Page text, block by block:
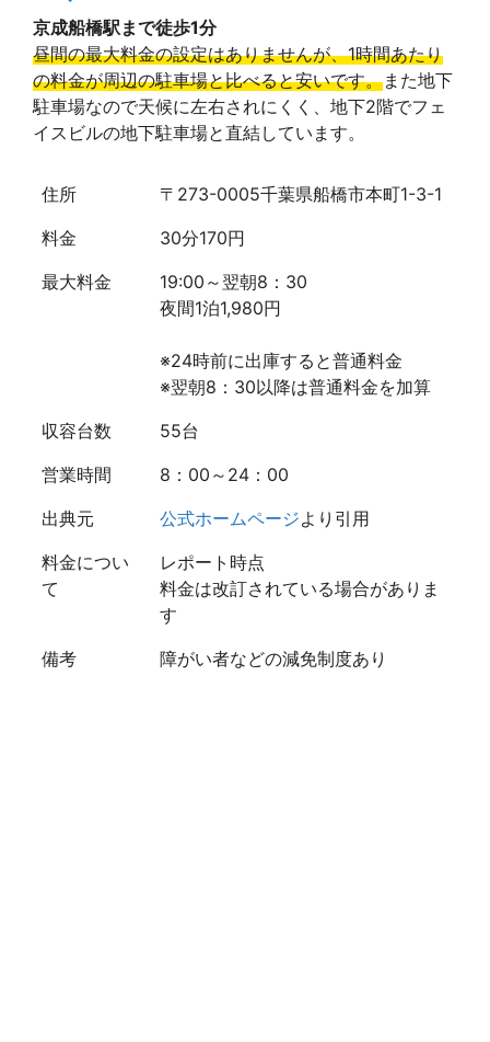
京成船橋駅まで徒歩1分
昼間の最大料金の設定はありませんが、1時間あたり
の料金が周辺の駐車場と比べると安いです。また地下
駐車場なので天候に左右されにくく、地下2階でフェ
イスビルの地下駐車場と直結しています。
住所
〒273-0005千葉県船橋市本町1-3-1
料金
30分170円
最大料金
19:00～翌朝8：30
夜間1泊1,980円
※24時前に出庫すると普通料金
※翌朝8：30以降は普通料金を加算
収容台数
55台
営業時間
8：00～24：00
出典元
公式ホームページより引用
料金につい
て
レポート時点
料金は改訂されている場合がありま
す
備考
障がい者などの減免制度あり